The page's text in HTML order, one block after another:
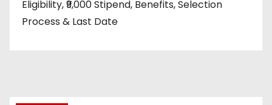
Eligibility, ₹9,000 Stipend, Benefits, Selection
Process & Last Date